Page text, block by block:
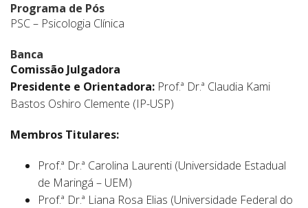
Programa de Pós
PSC – Psicologia Clínica
Banca
Comissão Julgadora
Presidente e Orientadora: Prof.ª Dr.ª Claudia Kami
Bastos Oshiro Clemente (IP-USP)
Membros Titulares:
Prof.ª Dr.ª Carolina Laurenti (Universidade Estadual
de Maringá – UEM)
Prof.ª Dr.ª Liana Rosa Elias (Universidade Federal do